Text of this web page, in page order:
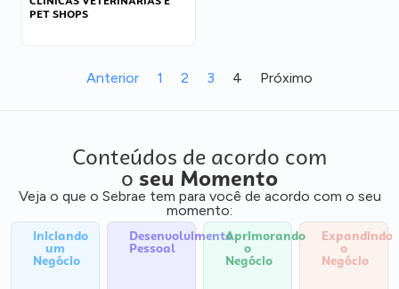
PET SHOPS
Anterior 1 2 3 4 Próximo
Conteúdos de acordo com
o seu Momento
Veja o que o Sebrae tem para você de acordo com o seu
momento:
Iniciando
um
Negócio
Desenvolvimento
Pessoal
Aprimorando
o
Negócio
Expandindo
o
Negócio